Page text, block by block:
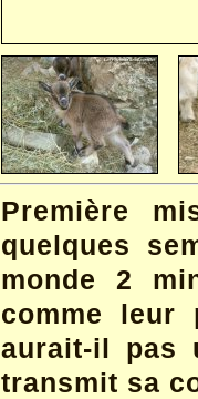
Première
quelques
monde 2
comme leur
aurait-il pas
transmit sa